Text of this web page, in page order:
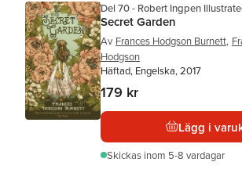
Del 70 - Robert Ingpen
Secret Garden
Av Frances Hodgson Burnett,
Hodgson
Häftad, Engelska, 2017
179 kr
Lägg i
Skickas inom 5-8 vardagar